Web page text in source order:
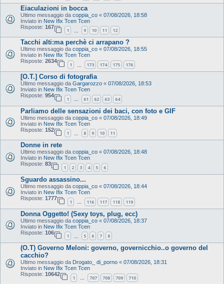
Eiaculazioni in bocca
Ultimo messaggio da coppia_co « 07/08/2026, 18:58
Inviato in New Ifix Tcen Tcen
Risposte: 167
1 9 10 11 12
Tacchi alti:ma perchè ci arrapano ?
Ultimo messaggio da coppia_co « 07/08/2026, 18:55
Inviato in New Ifix Tcen Tcen
Risposte: 2634
1 173 174 175 176
[O.T.] Corso di fotografia
Ultimo messaggio da Gargarozzo « 07/08/2026, 18:53
Inviato in New Ifix Tcen Tcen
Risposte: 954
1 … 61 62 63 64
Parliamo delle sensazioni dei baci, con foto e GIF
Ultimo messaggio da coppia_co « 07/08/2026, 18:49
Inviato in New Ifix Tcen Tcen
Risposte: 152
1 8 9 10 11
Donne in rete
Ultimo messaggio da coppia_co « 07/08/2026, 18:48
Inviato in New Ifix Tcen Tcen
Risposte: 83
1 2 3 4 5 6
Sguardo assassino...
Ultimo messaggio da coppia_co « 07/08/2026, 18:44
Inviato in New Ifix Tcen Tcen
Risposte: 1777
1 … 116 117 118 119
Donna Oggetto! (Sexy toys, plug, ecc)
Ultimo messaggio da coppia_co « 07/08/2026, 18:37
Inviato in New Ifix Tcen Tcen
Risposte: 106
1 5 6 7 8
(O.T) Governo Meloni: governo, governicchio..o governo del
cacchio?
Ultimo messaggio da Drogato_ di_porno « 07/08/2026, 18:31
Inviato in New Ifix Tcen Tcen
Risposte: 10642
1 … 707 708 709 710